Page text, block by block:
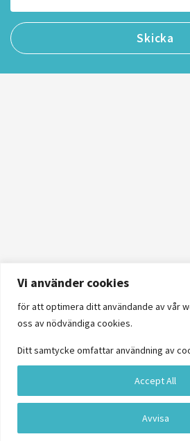
Vi använder cookies
för att optimera ditt användande av vår
oss av nödvändiga cookies.
Ditt samtycke omfattar användning av
Avvisa
Accept All
Logga in